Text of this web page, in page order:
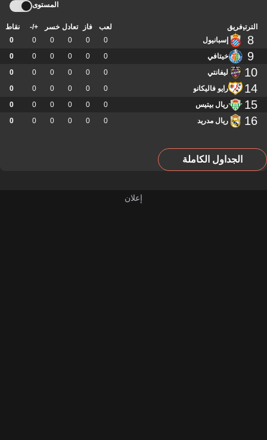
المستوى
الترتيبفريق لعب فاز تعادل خسر +/- نقاط
8 إسبانيول 0
0
0
0
0
0
9 خيتافي 0
0
0
0
0
0
10 ليفانتي 0
0
0
0
0
0
14 رايو فاليكانو 0
0
0
0
0
0
15 ريال بيتيس 0
0
0
0
0
0
16 ريال مدريد 0
0
0
0
0
0
الجداول الكاملة